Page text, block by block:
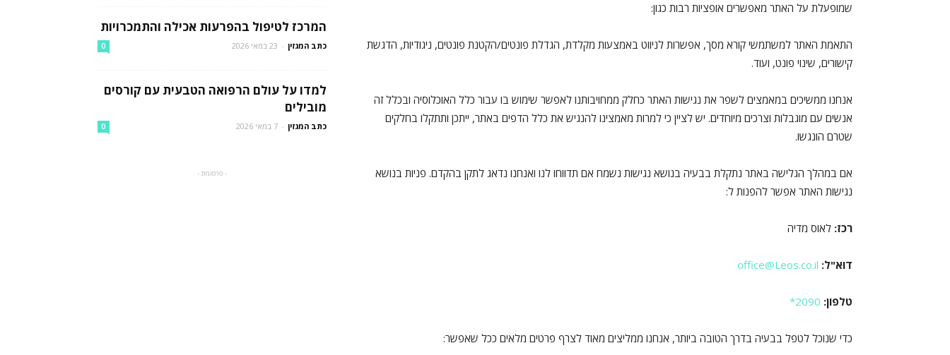
שמופעלת על האתר מאפשרים אופציות רבות כגון:
התאמת האתר למשתמשי קורא מסך, אפשרות לניווט באמצעות מקלדת, הגדלת פונטים/הקטנת פונטים, ניגודיות, הדגשת
קישורים, שינוי פונט, ועוד.
אנחנו ממשיכים במאמצים לשפר את נגישות האתר כחלק ממחויבותנו לאפשר שימוש בו עבור כלל האוכלוסיה ובכלל זה
אנשים עם מוגבלות וצרכים מיוחדים. יש לציין כי למרות מאמצינו להנגיש את כלל הדפים באתר, ייתכן ותתקלו בחלקים
שטרם הונגשו.
אם במהלך הגלישה באתר נתקלת בבעיה בנושא נגישות נשמח אם תדווחו לנו ואנחנו נדאג לתקן בהקדם. פניות בנושא
נגישות האתר אפשר להפנות ל:
רכז: לאוס מדיה
דוא"ל: office@Leos.co.il
טלפון: 2090*
כדי שנוכל לטפל בבעיה בדרך הטובה ביותר, אנחנו ממליצים מאוד לצרף פרטים מלאים ככל שאפשר:
המרכז לטיפול בהפרעות אכילה והתמכרויות
כתב המגזין - 23 במאי 2026 0
למדו על עולם הרפואה הטבעית עם קורסים
מובילים
כתב המגזין - 7 במאי 2026 0
- פרסומת -